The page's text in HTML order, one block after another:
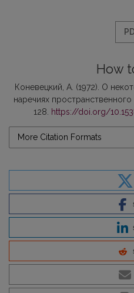
How
Коневецкий, А. (1972). О
наречиях пространственного
128.
https://doi.org/
More Citation Formats